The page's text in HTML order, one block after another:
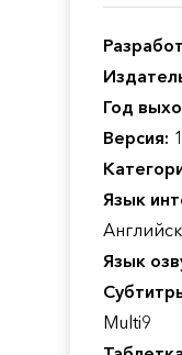
Год
Версия:
Язык
Язык
Multi9